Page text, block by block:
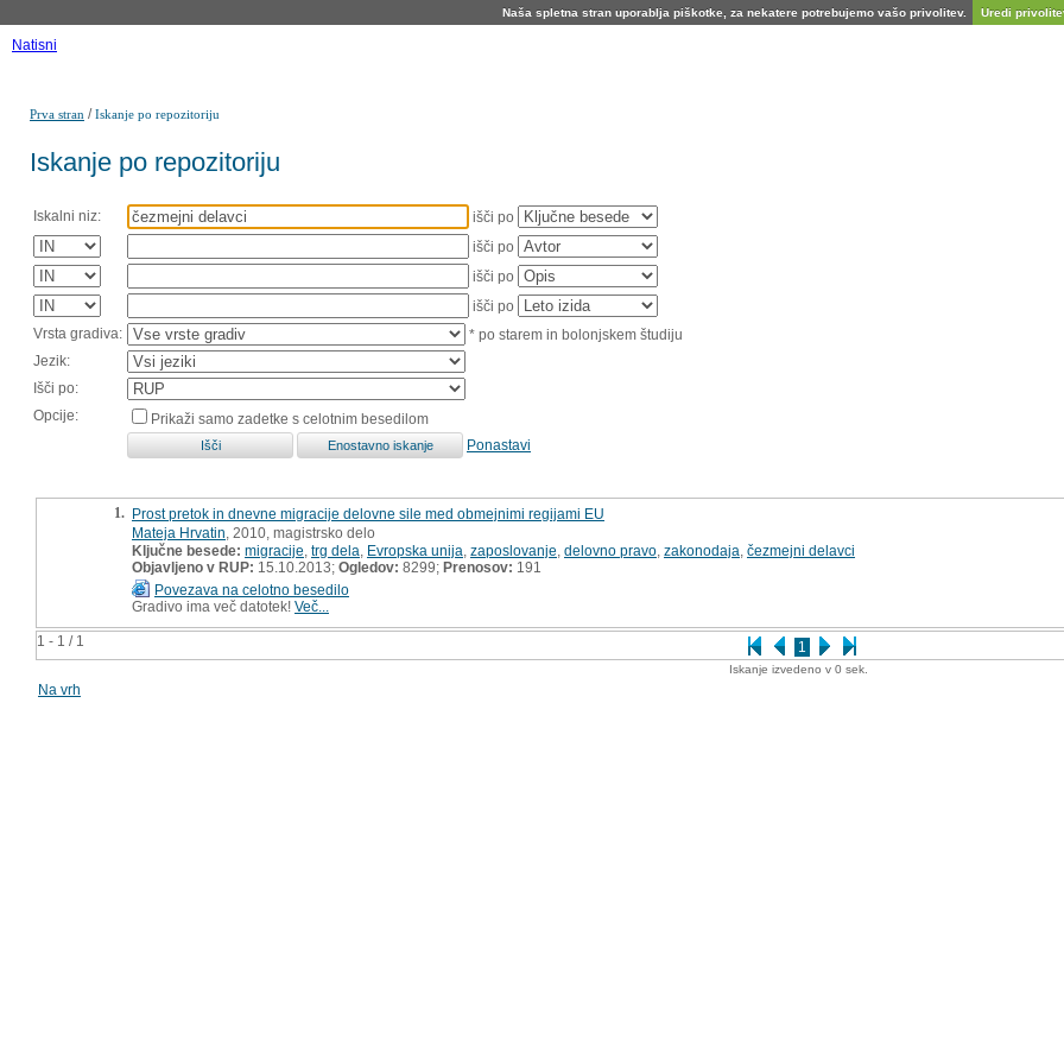
Naša spletna stran uporablja piškotke, za nekatere potrebujemo vašo privolitev. Uredi
Natisni
Prva stran /Iskanje po repozitoriju
Iskanje po repozitoriju
Iskalni niz:
išči po
išči po
išči po
išči po
Vrsta gradiva:
* po starem in bolonjskem študiju
Jezik:
Išči po:
Opcije:
Prikaži samo zadetke s celotnim besedilom
Ponastavi
1 - 1 / 1 1
1. Prost pretok in dnevne migracije delovne sile med obmejnimi regijami EU
Mateja Hrvatin , 2010, magistrsko delo
Ključne besede: migracije trg dela Evropska unija zaposlovanje delovno pravo zakonodaja čezmejni delavci
Objavljeno v RUP: 15.10.2013; Ogledov: 8299; Prenosov: 191
Povezava na celotno besedilo
Gradivo ima več datotek! Več...
Iskanje izvedeno v 0 sek.
Na vrh